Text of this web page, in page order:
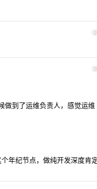
做到了运维负责人，感觉运维
年纪节点，做纯开发深度肯